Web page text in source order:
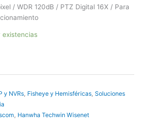
/ WDR 120dB / PTZ Digital 16X / Para
existencias
y NVRs, Fisheye y Hemisféricas, Soluciones
, Hanwha Techwin Wisenet